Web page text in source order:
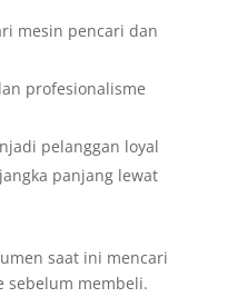
mesin pencari dan
profesionalisme
pelanggan loyal
panjang lewat
saat ini mencari
sebelum membeli.